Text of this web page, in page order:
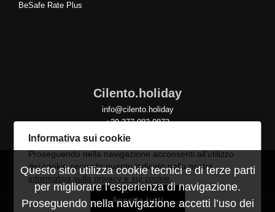
BeSafe Rate Plus
Cilento.holiday
info@cilento.holiday
+39 377 083 0873
Questo sito utilizza cookie tecnici e di terze parti
per migliorare l’esperienza di navigazione.
Proseguendo nella navigazione accetti l’uso dei
Informativa sui cookie
Proseguendo nella navigazione acconsenti all’utilizzo
dei cookie secondo quanto indicato nella nostra
informativa sulla privacy e sui cookie.
Accetta tutti